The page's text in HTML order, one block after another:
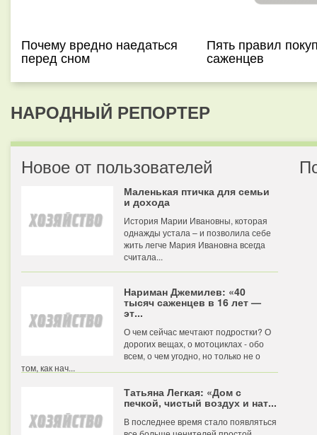
Почему вредно наедаться
перед сном
Пять правил
саженцев
НАРОДНЫЙ РЕПОРТЕР
Новое от пользователей
Маленькая птичка для семьи
и дохода
История Марии Ивановны, которая
однажды устала – и позволила себе
жить легче Мария Ивановна всегда
считала...
Нариман Джемилев: «40
тысяч саженцев в 16 лет —
эт...
О чем сейчас мечтают подростки? О
дорогих вещах, о мотоциклах - обо
всем, о чем угодно, но только не о
том, как нач...
Татьяна Легкая: «Дом с
печкой, чистый воздух и нат...
В последнее время стало появляться